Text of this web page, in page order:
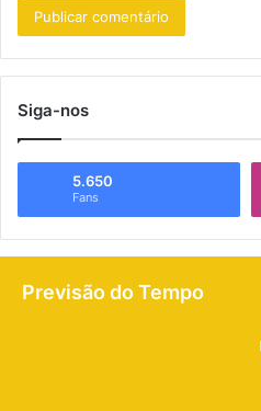
Siga-nos
5.650
Fans
Previsão do Tempo